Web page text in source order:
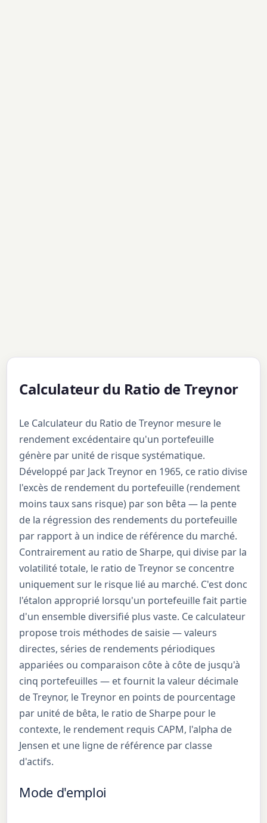
Calculateur du Ratio de Treynor
Le Calculateur du Ratio de Treynor mesure le
rendement excédentaire qu'un portefeuille
génère par unité de risque systématique.
Développé par Jack Treynor en 1965, ce ratio divise
l'excès de rendement du portefeuille (rendement
moins taux sans risque) par son bêta — la pente
de la régression des rendements du portefeuille
par rapport à un indice de référence du marché.
Contrairement au ratio de Sharpe, qui divise par la
volatilité totale, le ratio de Treynor se concentre
uniquement sur le risque lié au marché. C'est donc
l'étalon approprié lorsqu'un portefeuille fait partie
d'un ensemble diversifié plus vaste. Ce calculateur
propose trois méthodes de saisie — valeurs
directes, séries de rendements périodiques
appariées ou comparaison côte à côte de jusqu'à
cinq portefeuilles — et fournit la valeur décimale
de Treynor, le Treynor en points de pourcentage
par unité de bêta, le ratio de Sharpe pour le
contexte, le rendement requis CAPM, l'alpha de
Jensen et une ligne de référence par classe
d'actifs.
Mode d'emploi